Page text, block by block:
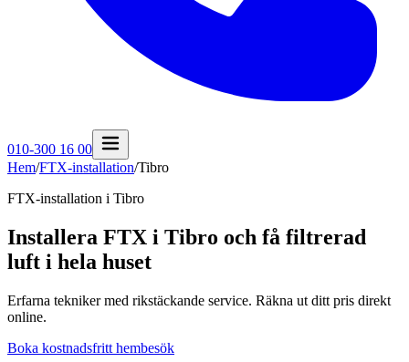
010-300 16 00
Hem/FTX-installation/Tibro
FTX-installation i Tibro
Installera FTX i Tibro och få filtrerad
luft i hela huset
Erfarna tekniker med rikstäckande service. Räkna ut ditt pris direkt
online.
Boka kostnadsfritt hembesök